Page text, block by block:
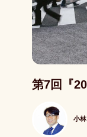
第7回『
小